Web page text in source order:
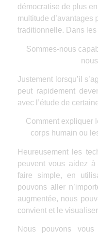
démocratise de plus
multitude d’avantages
traditionnelle. Dans
Sommes-nous
Justement lorsqu’il
peut rapidement
avec l’étude de
Comment expliquer
corps humain ou
Heureusement les
peuvent vous aidez
faire simple, en
pouvons aller
augmentée, nous
convient et le
Nous pouvons